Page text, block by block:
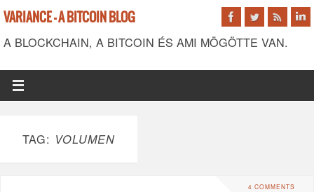
VARIANCE - A BITCOIN BLOG
A BLOCKCHAIN, A BITCOIN ÉS AMI MÖGÖTTE VAN.
TAG: VOLUMEN
4 COMMENTS